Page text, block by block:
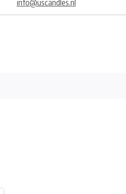
info@uscandles.nl